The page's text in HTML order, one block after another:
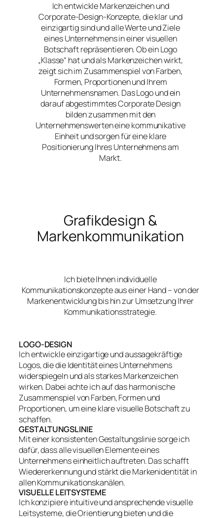
Ich entwickle Markenzeichen und
Corporate-Design-Konzepte, die klar und
einzigartig sind und alle Werte und Ziele
eines Unternehmens in einer visuellen
Botschaft repräsentieren. Ob ein Logo
„Klasse“ hat und als Markenzeichen wirkt,
zeigt sich im Zusammenspiel von Farben,
Formen, Proportionen und Ihrem
Unternehmensnamen. Das Logo und ein
darauf abgestimmtes Corporate Design
bilden zusammen mit den
Unternehmenswerten eine kommunikative
Einheit und sorgen für eine klare
Positionierung Ihres Unternehmens am
Markt.
Grafikdesign &
Markenkommunikation
Ich biete Ihnen individuelle
Kommunikationskonzepte aus einer Hand – von der
Markenentwicklung bis hin zur Umsetzung Ihrer
Kommunikationsstrategie.
LOGO-DESIGN
Ich entwickle einzigartige und aussagekräftige
Logos, die die Identität eines Unternehmens
widerspiegeln und als starkes Markenzeichen
wirken. Dabei achte ich auf das harmonische
Zusammenspiel von Farben, Formen und
Proportionen, um eine klare visuelle Botschaft zu
schaffen.
GESTALTUNGSLINIE
Mit einer konsistenten Gestaltungslinie sorge ich
dafür, dass alle visuellen Elemente eines
Unternehmens einheitlich auftreten. Das schafft
Wiedererkennung und stärkt die Markenidentität in
allen Kommunikationskanälen.
VISUELLE LEITSYSTEME
Ich konzipiere intuitive und ansprechende visuelle
Leitsysteme, die Orientierung bieten und die